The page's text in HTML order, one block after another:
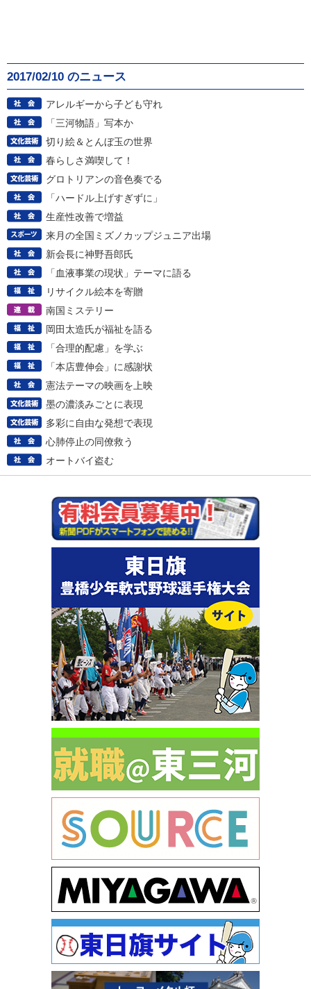
2017/02/10 のニュース
アレルギーから子ども守れ
「三河物語」写本か
切り絵＆とんぼ玉の世界
春らしさ満喫して！
グロトリアンの音色奏でる
「ハードル上げすぎずに」
生産性改善で増益
来月の全国ミズノカップジュニア出場
新会長に神野吾郎氏
「血液事業の現状」テーマに語る
リサイクル絵本を寄贈
南国ミステリー
岡田太造氏が福祉を語る
「合理的配慮」を学ぶ
「本店豊伸会」に感謝状
憲法テーマの映画を上映
墨の濃淡みごとに表現
多彩に自由な発想で表現
心肺停止の同僚救う
オートバイ盗む